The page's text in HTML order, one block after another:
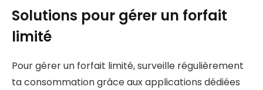
Solutions pour gérer un forfait
limité
Pour gérer un forfait limité, surveille régulièrement
ta consommation grâce aux applications dédiées